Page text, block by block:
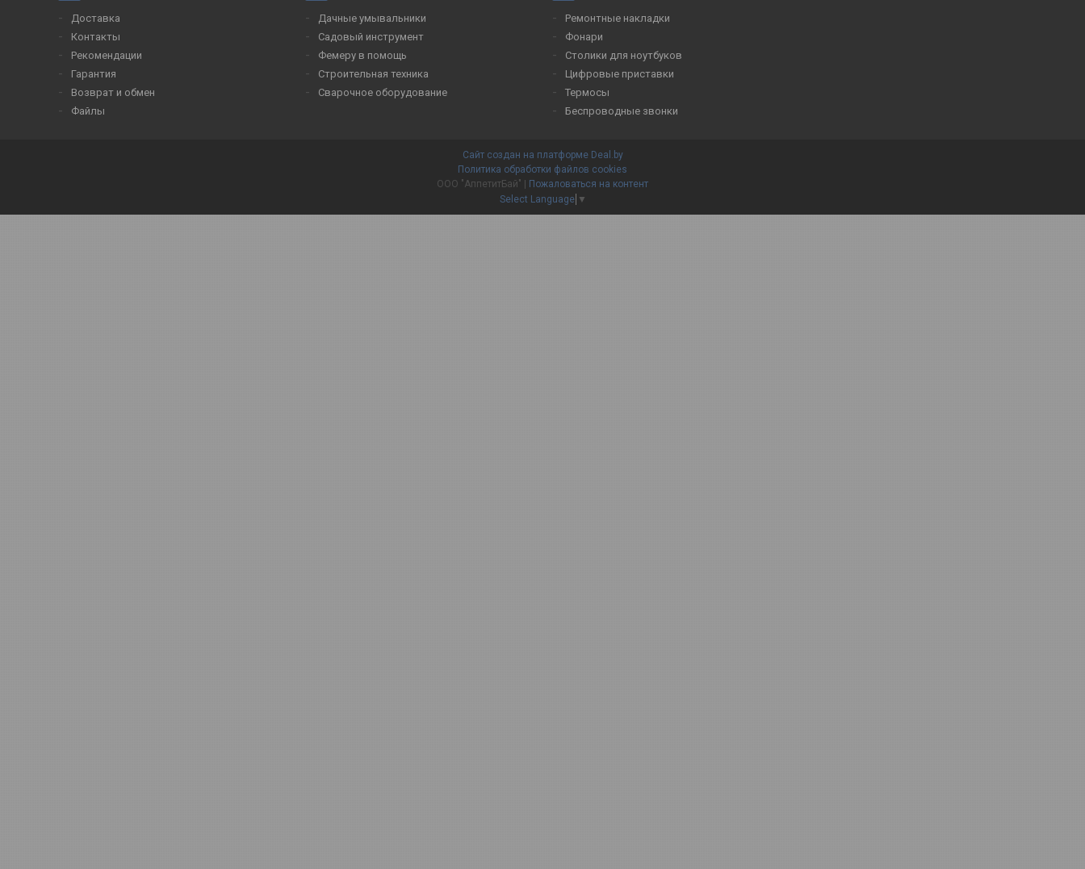
Доставка
Контакты
Рекомендации
Гарантия
Возврат и обмен
Файлы
Дачные умывальники
Садовый инструмент
Фемеру в помощь
Строительная техника
Сварочное оборудование
Ремонтные накладки
Фонари
Столики для ноутбуков
Цифровые приставки
Термосы
Беспроводные звонки
Сайт создан на платформе Deal.by
Политика обработки файлов cookies
ООО "АппетитБай" |
Пожаловаться на контент
Select Language ▼